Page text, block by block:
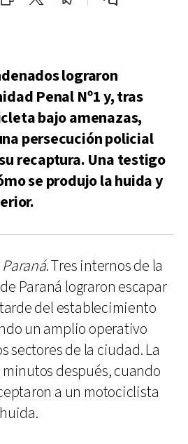
lograron
Penal Nº1 y, tras
bajo amenazas,
persecución policial
recaptura. Una testigo
se produjo la huida y
. Tres internos de la
Paraná lograron escapar
del establecimiento
un amplio operativo
sectores de la ciudad. La
después, cuando
a un motociclista